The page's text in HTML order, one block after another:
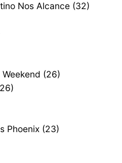
Nos Alcance (32)
(26)
Phoenix (23)